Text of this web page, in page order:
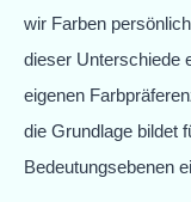
wir Farben
dieser Unterschiede
eigenen
die Grundlage bildet
Bedeutungsebenen